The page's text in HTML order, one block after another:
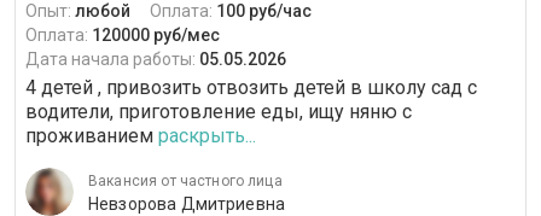
Опыт: любой Оплата: 100 руб/час
Оплата: 120000 руб/мес
Дата начала работы: 05.05.2026
4 детей , привозить отвозить детей в школу сад с
водители, приготовление еды, ищу няню с
проживанием раскрыть...
Вакансия от частного лица
Невзорова Дмитриевна